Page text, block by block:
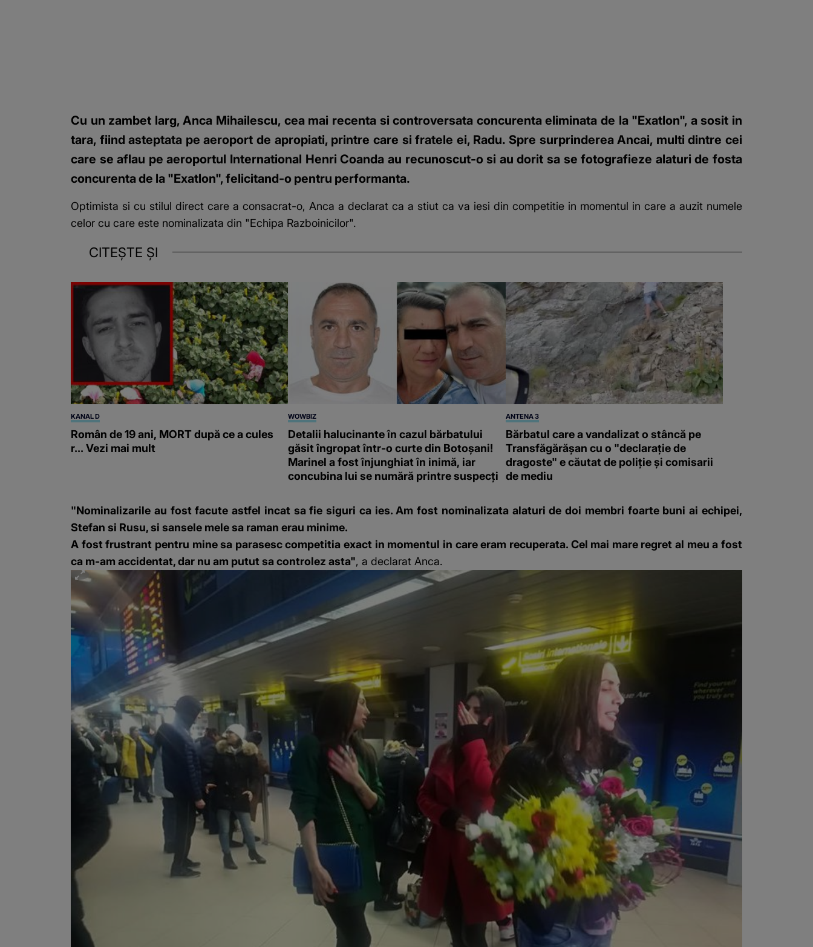
Cu un zambet larg, Anca Mihailescu, cea mai recenta si controversata concurenta eliminata de la "Exatlon", a sosit in
tara, fiind asteptata pe aeroport de apropiati, printre care si fratele ei, Radu. Spre surprinderea Ancai, multi dintre cei
care se aflau pe aeroportul International Henri Coanda au recunoscut-o si au dorit sa se fotografieze alaturi de fosta
concurenta de la "Exatlon", felicitand-o pentru performanta.
Optimista si cu stilul direct care a consacrat-o, Anca a declarat ca a stiut ca va iesi din competitie in momentul in care a auzit numele
celor cu care este nominalizata din "Echipa Razboinicilor".
CITEȘTE ȘI
KANAL D
Român de 19 ani, MORT după ce a cules
r... Vezi mai mult
WOWBIZ
Detalii halucinante în cazul bărbatului
găsit îngropat într-o curte din Botoșani!
Marinel a fost înjunghiat în inimă, iar
concubina lui se numără printre suspecți
ANTENA 3
Bărbatul care a vandalizat o stâncă pe
Transfăgărășan cu o "declaraţie de
dragoste" e căutat de poliție și comisarii
de mediu
"Nominalizarile au fost facute astfel incat sa fie siguri ca ies. Am fost nominalizata alaturi de doi membri foarte buni ai echipei,
Stefan si Rusu, si sansele mele sa raman erau minime.
A fost frustrant pentru mine sa parasesc competitia exact in momentul in care eram recuperata. Cel mai mare regret al meu a fost
ca m-am accidentat, dar nu am putut sa controlez asta", a declarat Anca.